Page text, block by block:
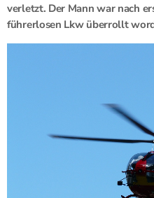
verletzt. Der Mann war nach
führerlosen Lkw überrollt